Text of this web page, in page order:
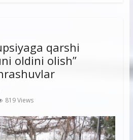
qarshi
oldini olish”
819 Views